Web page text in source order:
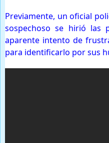
Previamente, un oficial
sospechoso se hirió las
aparente intento de
para identificarlo por sus